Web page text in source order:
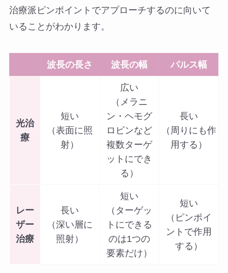
治療派ピンポイントでアプローチするのに向いて
いることがわかります。
波長の長さ 波長の幅 パルス幅
光治
療
短い
（表面に照
射）
広い
（メラニ
ン・ヘモグ
ロビンなど
複数ターゲ
ットにでき
る）
長い
（周りにも作
用する）
レー
ザー
治療
長い
（深い層に
照射）
短い
（ターゲッ
トにできる
のは1つの
要素だけ）
短い
（ピンポイ
ントで作用
する）